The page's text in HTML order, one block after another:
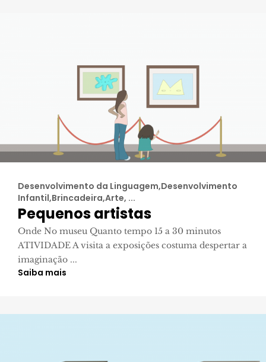
Desenvolvimento da Linguagem,Desenvolvimento
Infantil,Brincadeira,Arte, ...
Pequenos artistas
Onde No museu Quanto tempo 15 a 30 minutos
ATIVIDADE A visita a exposições costuma despertar a
imaginação ...
Saiba mais